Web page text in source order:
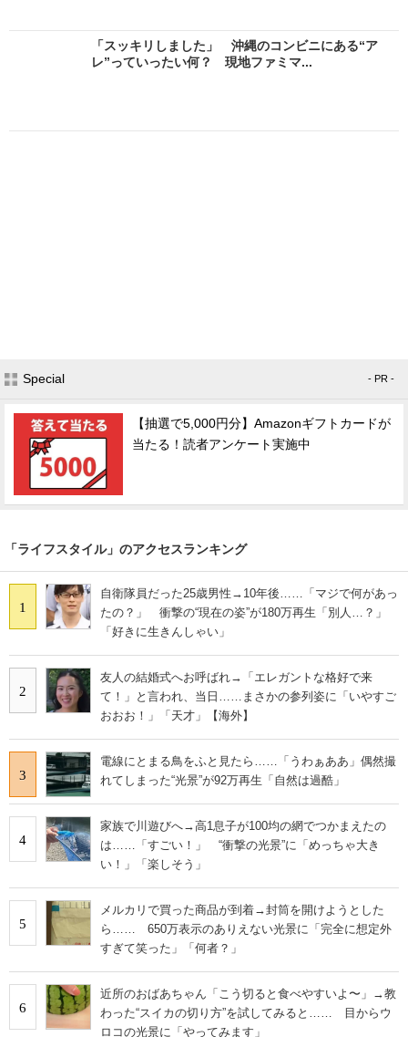
「スッキリしました」 沖縄のコンビニにある“ア
レ”っていったい何？ 現地ファミマ...
Special - PR -
【抽選で5,000円分】Amazonギフトカードが
当たる！読者アンケート実施中
「ライフスタイル」のアクセスランキング
1
自衛隊員だった25歳男性→10年後……「マジで何があっ
たの？」 衝撃の“現在の姿”が180万再生「別人…？」
「好きに生きんしゃい」
2
友人の結婚式へお呼ばれ→「エレガントな格好で来
て！」と言われ、当日……まさかの参列姿に「いやすご
おおお！」「天才」【海外】
3
電線にとまる鳥をふと見たら……「うわぁああ」偶然撮
れてしまった“光景”が92万再生「自然は過酷」
4
家族で川遊びへ→高1息子が100均の網でつかまえたの
は……「すごい！」 “衝撃の光景”に「めっちゃ大き
い！」「楽しそう」
5
メルカリで買った商品が到着→封筒を開けようとした
ら…… 650万表示のありえない光景に「完全に想定外
すぎて笑った」「何者？」
6
近所のおばあちゃん「こう切ると食べやすいよ〜」→教
わった“スイカの切り方”を試してみると…… 目からウ
ロコの光景に「やってみます」